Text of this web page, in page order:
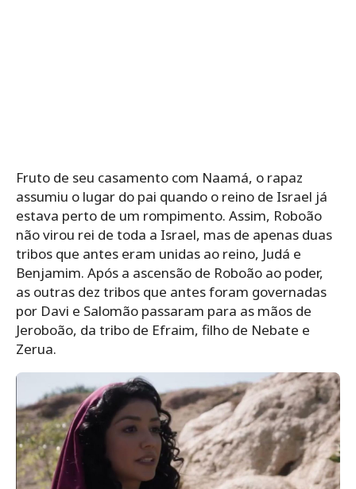
Fruto de seu casamento com Naamá, o rapaz
assumiu o lugar do pai quando o reino de Israel já
estava perto de um rompimento. Assim, Roboão
não virou rei de toda a Israel, mas de apenas duas
tribos que antes eram unidas ao reino, Judá e
Benjamim. Após a ascensão de Roboão ao poder,
as outras dez tribos que antes foram governadas
por Davi e Salomão passaram para as mãos de
Jeroboão, da tribo de Efraim, filho de Nebate e
Zerua.